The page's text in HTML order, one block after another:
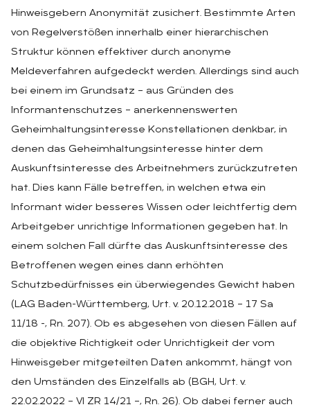
Hinweisgebern Anonymität zusichert. Bestimmte Arten
von Regelverstößen innerhalb einer hierarchischen
Struktur können effektiver durch anonyme
Meldeverfahren aufgedeckt werden. Allerdings sind auch
bei einem im Grundsatz – aus Gründen des
Informantenschutzes – anerkennenswerten
Geheimhaltungsinteresse Konstellationen denkbar, in
denen das Geheimhaltungsinteresse hinter dem
Auskunftsinteresse des Arbeitnehmers zurückzutreten
hat. Dies kann Fälle betreffen, in welchen etwa ein
Informant wider besseres Wissen oder leichtfertig dem
Arbeitgeber unrichtige Informationen gegeben hat. In
einem solchen Fall dürfte das Auskunftsinteresse des
Betroffenen wegen eines dann erhöhten
Schutzbedürfnisses ein überwiegendes Gewicht haben
(LAG Baden-Württemberg, Urt. v. 20.12.2018 – 17 Sa
11/18 -, Rn. 207). Ob es abgesehen von diesen Fällen auf
die objektive Richtigkeit oder Unrichtigkeit der vom
Hinweisgeber mitgeteilten Daten ankommt, hängt von
den Umständen des Einzelfalls ab (BGH, Urt. v.
22.02.2022 – VI ZR 14/21 –, Rn. 26). Ob dabei ferner auch